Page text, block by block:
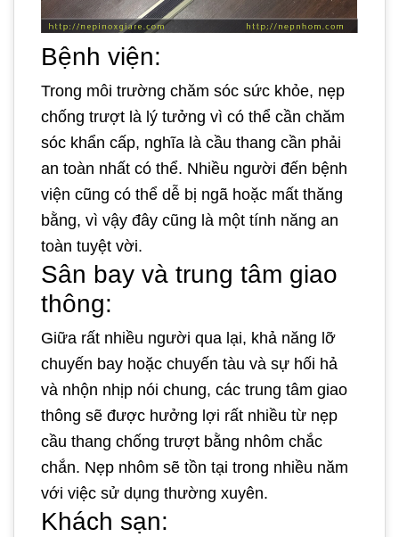
Bệnh viện:
Trong môi trường chăm sóc sức khỏe, nẹp
chống trượt là lý tưởng vì có thể cần chăm
sóc khẩn cấp, nghĩa là cầu thang cần phải
an toàn nhất có thể. Nhiều người đến bệnh
viện cũng có thể dễ bị ngã hoặc mất thăng
bằng, vì vậy đây cũng là một tính năng an
toàn tuyệt vời.
Sân bay và trung tâm giao
thông:
Giữa rất nhiều người qua lại, khả năng lỡ
chuyến bay hoặc chuyến tàu và sự hối hả
và nhộn nhịp nói chung, các trung tâm giao
thông sẽ được hưởng lợi rất nhiều từ nẹp
cầu thang chống trượt bằng nhôm chắc
chắn. Nẹp nhôm sẽ tồn tại trong nhiều năm
với việc sử dụng thường xuyên.
Khách sạn: